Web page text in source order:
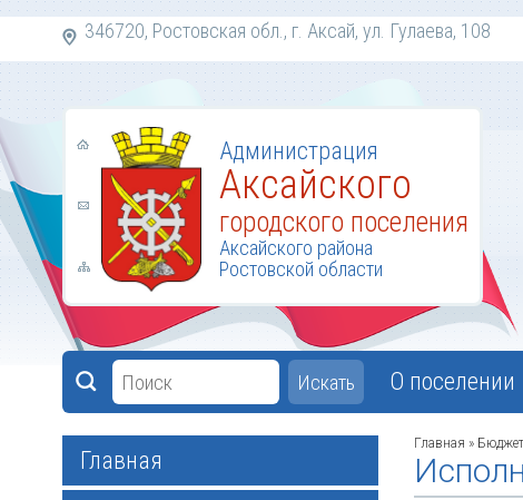
346720, Ростовская обл., г. Аксай, ул. Гулаева, 108
Администрация
Аксайского
городского поселения
Аксайского района
Ростовской области
Искать О поселении
Главная
Главная » Бюджет